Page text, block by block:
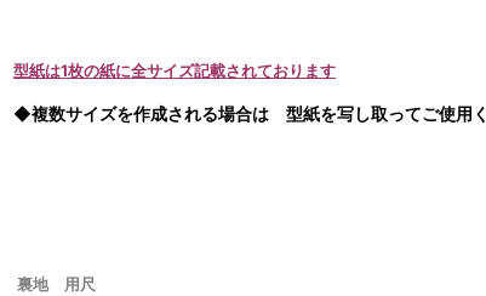
型紙は1枚の紙に全サイズ記載されております
◆複数サイズを作成される場合は 型紙を写し取ってご使用く
裏地用尺